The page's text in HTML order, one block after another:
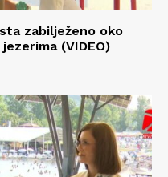
zabilježeno oko
(VIDEO)